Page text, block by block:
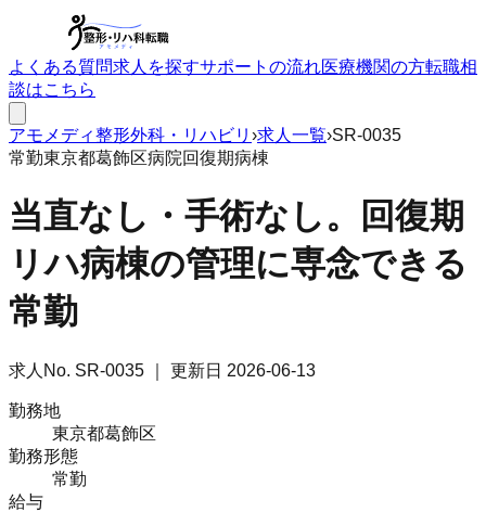
よくある質問求人を探すサポートの流れ医療機関の方転職相
談はこちら
アモメディ整形外科・リハビリ ›求人一覧›SR-0035
常勤東京都葛飾区病院回復期病棟
当直なし・手術なし。回復期
リハ病棟の管理に専念できる
常勤
求人No. SR-0035 ｜ 更新日 2026-06-13
勤務地
東京都葛飾区
勤務形態
常勤
給与